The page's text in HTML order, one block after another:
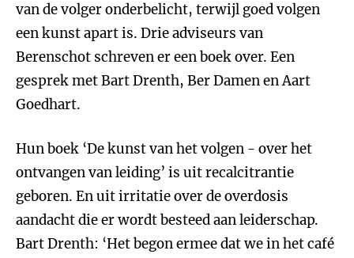
van de volger onderbelicht, terwijl goed volgen
een kunst apart is. Drie adviseurs van
Berenschot schreven er een boek over. Een
gesprek met Bart Drenth, Ber Damen en Aart
Goedhart.
Hun boek ‘De kunst van het volgen - over het
ontvangen van leiding’ is uit recalcitrantie
geboren. En uit irritatie over de overdosis
aandacht die er wordt besteed aan leiderschap.
Bart Drenth: ‘Het begon ermee dat we in het café